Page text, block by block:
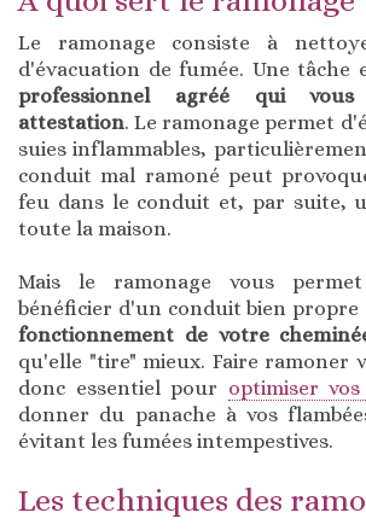
Le ramonage consiste à
d'évacuation de fumée. Une tâche
professionnel agréé qui
attestation. Le ramonage permet
suies inflammables,
conduit mal ramoné peut
feu dans le conduit et, par suite,
toute la maison.
Mais le ramonage vous
bénéficier d'un conduit bien
fonctionnement de votre
qu'elle "tire" mieux. Faire ramoner
donc essentiel pour optimiser
donner du panache à vos
évitant les fumées intempestives.
Les techniques des